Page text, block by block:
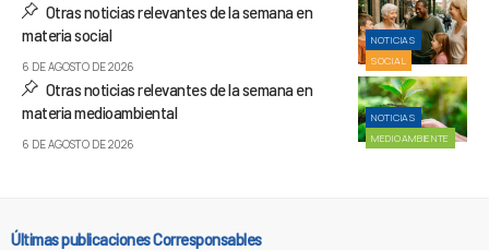
NOTICIAS
SOCIAL
Otras noticias relevantes de la semana en
materia social
6 DE AGOSTO DE 2026
NOTICIAS
MEDIOAMBIENTE
Otras noticias relevantes de la semana en
materia medioambiental
6 DE AGOSTO DE 2026
Últimas publicaciones Corresponsables